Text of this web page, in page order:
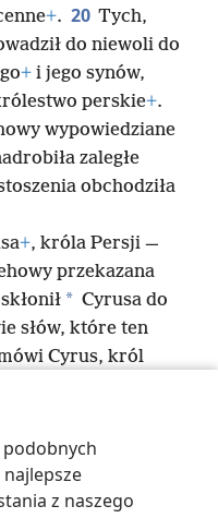
z naszego
+. 20 Tych,
do niewoli do
+ i jego synów,
perskie+.
wypowiedziane
zaległe
obchodziła
+, króla Persji —
przekazana
* Cyrusa do
słów, które ten
Cyrus, król
dla Niego dom
+. Ktokolwiek
tam wyrusza i niech
+.